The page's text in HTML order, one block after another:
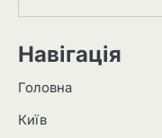
Навігація
Головна
Київ